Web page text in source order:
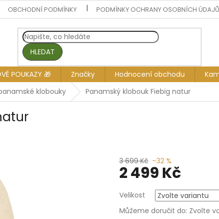
OBCHODNÍ PODMÍNKY PODMÍNKY OCHRANY OSOBNÍCH ÚDAJŮ
HLEDAT
POUKAZY 🎁 Značky Hodnocení obchodu
klobouky Panamský klobouk Fiebig natur
3 699 Kč –32 %
2 499 Kč
cena:
Velikost
Můžeme doručit do: Zvolte